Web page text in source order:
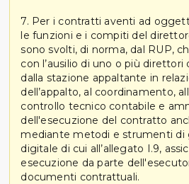
7. Per i contratti aventi ad
le funzioni e i compiti del
sono svolti, di norma, dal RUP,
con l’ausilio di uno o più direttori
dalla stazione appaltante in
dell’appalto, al coordinamento,
controllo tecnico contabile e
dell'esecuzione del contratto
mediante metodi e strumenti di
digitale di cui all’allegato I.9,
esecuzione da parte
documenti contrattuali.